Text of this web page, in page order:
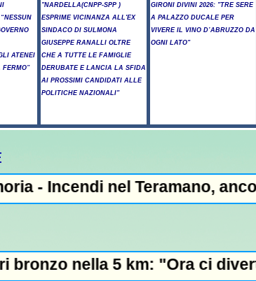
ATENEI
FERMO”
"NARDELLA(CNPP-SPP )
ESPRIME VICINANZA ALL'EX
SINDACO DI SULMONA
GIUSEPPE RANALLI OLTRE
CHE A TUTTE LE FAMIGLIE
DERUBATE E LANCIA LA SFIDA
AI PROSSIMI CANDIDATI ALLE
POLITICHE NAZIONALI"
GIRONI DIVINI 2026: "TRE SERE
A PALAZZO DUCALE PER
VIVERE IL VINO D’ABRUZZO DA
OGNI LATO"
nel Teramano, ancora
km: "Ora ci divertiamo in
IN EVIDENZA -